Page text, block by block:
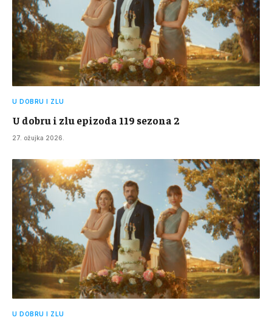
U DOBRU I ZLU
U dobru i zlu epizoda 119 sezona 2
27. ožujka 2026.
U DOBRU I ZLU